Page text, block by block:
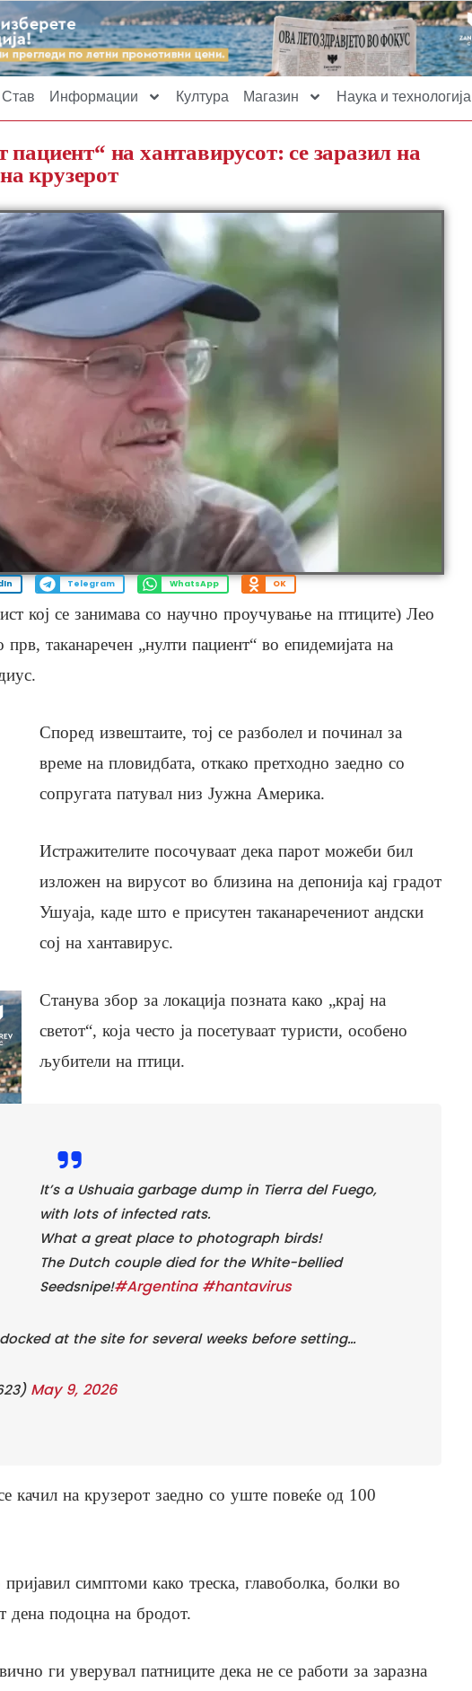
Став Информации Култура Магазин Наука и технологија
на хантавирусот: се заразил на
крузерот
Telegram WhatsApp OK
кој се занимава со научно проучување на птиците) Лео
таканаречен „нулти пациент“ во епидемијата на
Според извештаите, тој се разболел и починал за
време на пловидбата, откако претходно заедно со
сопругата патувал низ Јужна Америка.
Истражителите посочуваат дека парот можеби бил
изложен на вирусот во близина на депонија кај градот
Ушуаја, каде што е присутен таканаречениот андски
сој на хантавирус.
Станува збор за локација позната како „крај на
светот“, која често ја посетуваат туристи, особено
љубители на птици.
It’s a Ushuaia garbage dump in Tierra del Fuego,
with lots of infected rats.
What a great place to photograph birds!
The Dutch couple died for the White-bellied
Seedsnipe!#Argentina #hantavirus
at the site for several weeks before setting…
May 9, 2026
качил на крузерот заедно со уште повеќе од 100
симптоми како треска, главоболка, болки во
дена подоцна на бродот.
ги уверувал патниците дека не се работи за заразна